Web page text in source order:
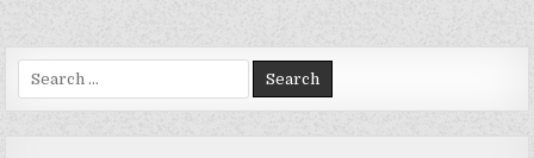
Search
for: